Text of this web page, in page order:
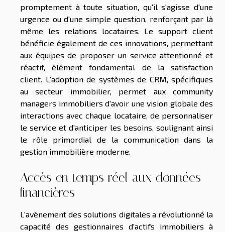
promptement à toute situation, qu'il s'agisse d'une
urgence ou d'une simple question, renforçant par là
même les relations locataires. Le support client
bénéficie également de ces innovations, permettant
aux équipes de proposer un service attentionné et
réactif, élément fondamental de la satisfaction
client. L'adoption de systèmes de CRM, spécifiques
au secteur immobilier, permet aux community
managers immobiliers d'avoir une vision globale des
interactions avec chaque locataire, de personnaliser
le service et d'anticiper les besoins, soulignant ainsi
le rôle primordial de la communication dans la
gestion immobilière moderne.
Accès en temps réel aux données
financières
L'avènement des solutions digitales a révolutionné la
capacité des gestionnaires d'actifs immobiliers à